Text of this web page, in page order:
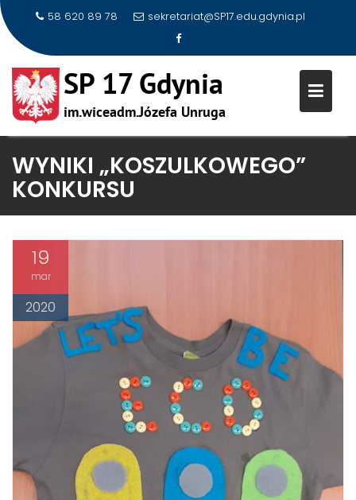
content
58 620 89 78 sekretariat@SP17.edu.gdynia.pl
WYNIKI „KOSZULKOWEGO”
KONKURSU
19
mar
2020